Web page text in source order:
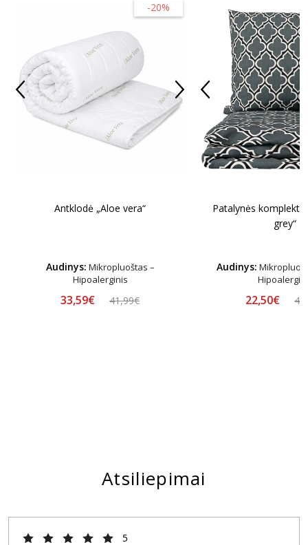
-20%
Antklodė „Aloe vera“
Audinys: Mikropluoštas –
Hipoalerginis
33,59€ 41,99€
Patalynės
grey“
Audinys:
22,50€
Atsiliepimai
5